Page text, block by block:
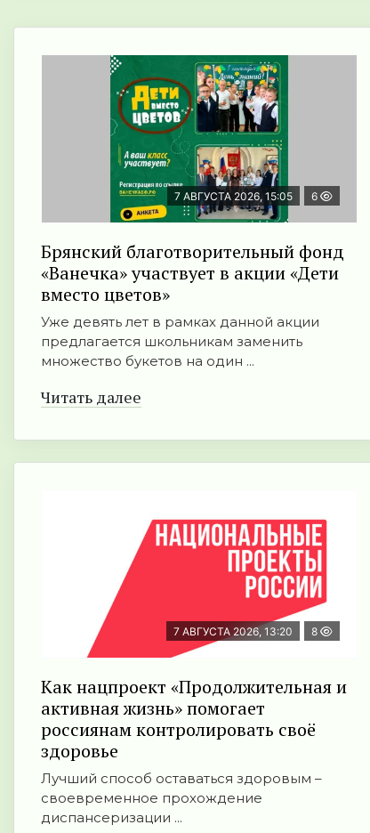
7 АВГУСТА 2026, 15:05 6
Брянский благотворительный фонд
«Ванечка» участвует в акции «Дети
вместо цветов»
Уже девять лет в рамках данной акции
предлагается школьникам заменить
множество букетов на один ...
Читать далее
7 АВГУСТА 2026, 13:20 8
Как нацпроект «Продолжительная и
активная жизнь» помогает
россиянам контролировать своё
здоровье
Лучший способ оставаться здоровым –
своевременное прохождение
диспансеризации ...